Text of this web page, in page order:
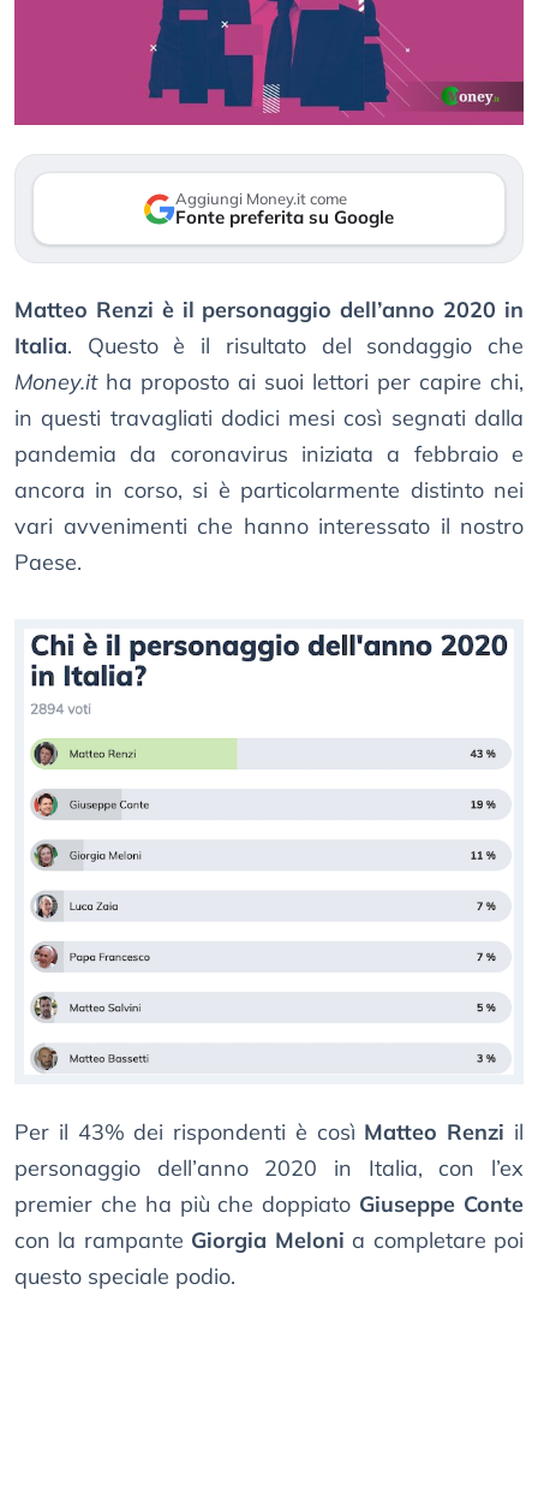
Aggiungi Money.it come
Fonte preferita su Google
Matteo Renzi è il personaggio dell’anno 2020 in
Italia. Questo è il risultato del sondaggio che
Money.itha proposto ai suoi lettori per capire chi,
in questi travagliati dodici mesi così segnati dalla
pandemia da coronavirus iniziata a febbraio e
ancora in corso, si è particolarmente distinto nei
vari avvenimenti che hanno interessato il nostro
Paese.
Per il 43% dei rispondenti è così Matteo Renzi il
personaggio dell’anno 2020 in Italia, con l’ex
premier che ha più che doppiato Giuseppe Conte
con la rampante Giorgia Meloni a completare poi
questo speciale podio.